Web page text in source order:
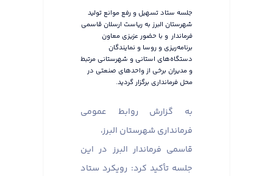
جلسه ستاد تسهیل و رفع موانع تولید
شهرستان البرز به ریاست ارسلان قاسمی
فرماندار و با حضور عزیزی معاون
برنامه‌ریزی و روسا و نمایندگان
دستگاه‌های استانی و شهرستانی مرتبط
و مدیران برخی از واحدهای صنعتی در
محل فرمانداری برگزار گردید.
به گزارش روابط عمومی
فرمانداری شهرستان البرز،
قاسمی فرماندار البرز در این
جلسه تأکید کرد: رویکرد ستاد